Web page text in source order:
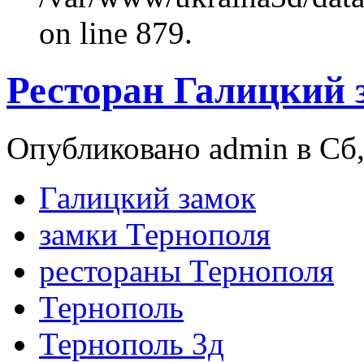
on line 879.
Ресторан Галицкий
Опубликовано admin в
Галицкий замок
замки Тернополя
рестораны Тернополя
Тернополь
Тернополь 3д